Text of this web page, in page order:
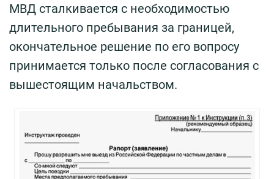
МВД сталкивается с необходимостью
длительного пребывания за границей,
окончательное решение по его вопросу
принимается только после согласования с
вышестоящим начальством.